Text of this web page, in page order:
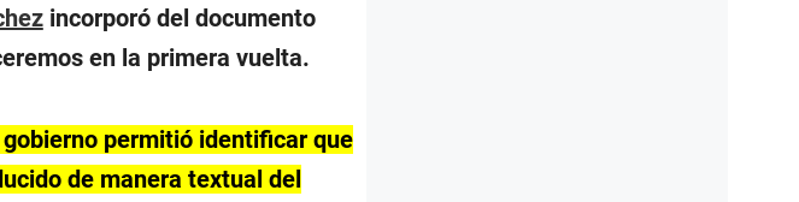
incorporó del documento
en la primera vuelta.
permitió identificar que
de manera textual del